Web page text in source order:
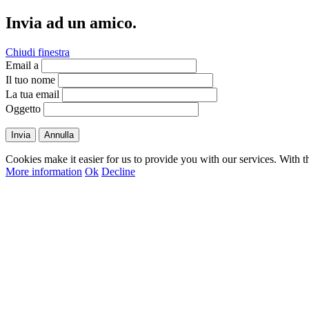
Invia ad un amico.
Chiudi finestra
Email a
Il tuo nome
La tua email
Oggetto
Invia Annulla
Cookies make it easier for us to provide you with our services. With
More information Ok Decline